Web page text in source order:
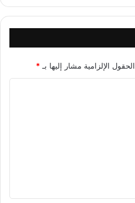
الحقول الإلزامية مشار إليها بـ *